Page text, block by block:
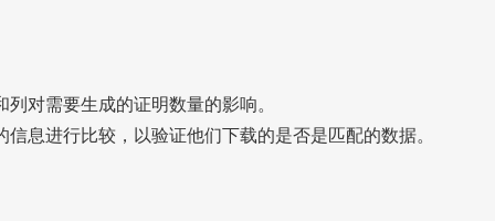
对需要生成的证明数量的影响。
息进行比较，以验证他们下载的是否是匹配的数据。